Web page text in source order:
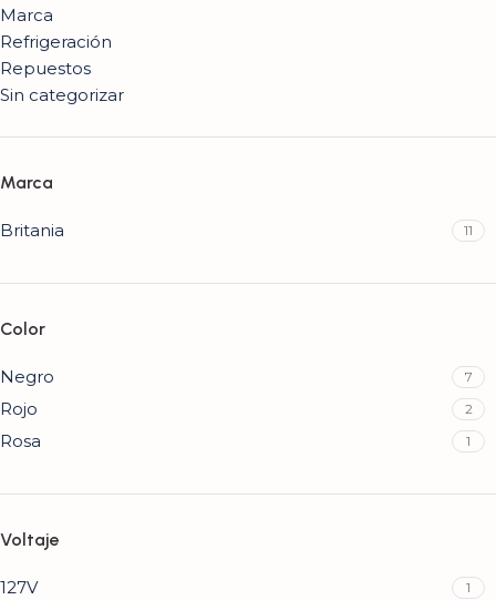
Marca
Refrigeración
Repuestos
Sin categorizar
Marca
Britania 11
Color
Negro 7
Rojo 2
Rosa 1
Voltaje
127V 1